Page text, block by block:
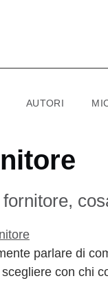
AUTORI
parlare di
con chi